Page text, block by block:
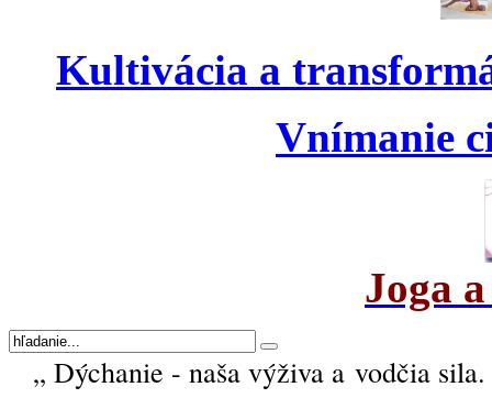
Kultivácia a
Vnímanie
Joga
„ Dýchanie - naša výživa a vodčia